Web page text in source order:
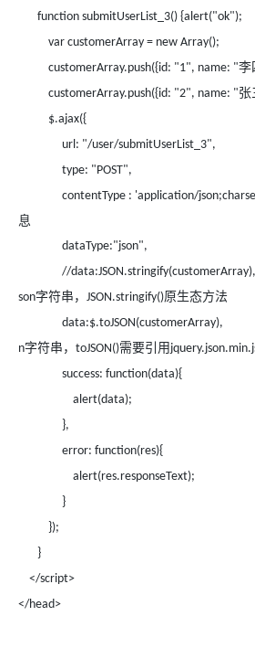
function submitUserList_3() {alert("ok");
var customerArray = new Array();
customerArray.push({id: "1", name: "李
customerArray.push({id: "2", name: "张
$.ajax({
url: "/user/submitUserList_3",
type: "POST",
contentType : 'application/
息
dataType:"json",
//data:JSON.stringify(customerArray),
son字符串， JSON.stringify()原生态方法
data:$.toJSON(customerArray),
n字符串， toJSON()需要引用
success: function(data){
alert(data);
},
error: function(res){
alert(res.responseText);
}
});
}
</script>
</head>